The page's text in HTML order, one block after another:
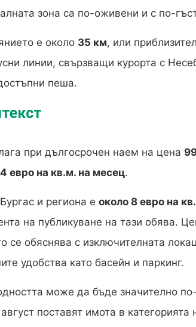
зона са по-оживени и с по-
е около 35 км, или
линии, свързващи курорта с
пеша.
при дългосрочен наем на цена
евро на кв.м. на месец.
и региона е около 8 евро на
на публикуване на тази обява.
се обяснява с изключителната
удобства като басейн и паркинг.
може да бъде значително
поставят имота в категорията